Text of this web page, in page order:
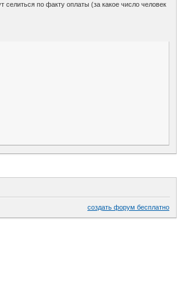
селиться по факту оплаты (за какое число человек
создать форум бесплатно